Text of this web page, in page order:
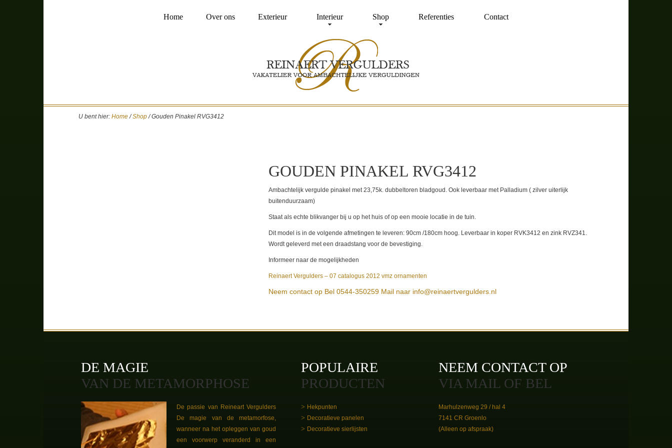
Home Over ons Exterieur Interieur Shop Referenties Contact
U bent hier: Home/Shop/Gouden Pinakel RVG3412
GOUDEN PINAKEL RVG3412
Ambachtelijk vergulde pinakel met 23,75k. dubbeltoren bladgoud. Ook leverbaar met Palladium ( zilver uiterlijk
buitenduurzaam)
Staat als echte blikvanger bij u op het huis of op een mooie locatie in de tuin.
Dit model is in de volgende afmetingen te leveren: 90cm /180cm hoog. Leverbaar in koper RVK3412 en zink RVZ341.
Wordt geleverd met een draadstang voor de bevestiging.
Informeer naar de mogelijkheden
Reinaert Vergulders – 07 catalogus 2012 vmz ornamenten
Neem contact op Bel 0544-350259 Mail naar info@reinaertvergulders.nl
DE MAGIE
VAN DE METAMORPHOSE
De passie van Reineart Vergulders
De magie van de metamorfose,
wanneer na het opleggen van goud
een voorwerp veranderd in een
POPULAIRE
PRODUCTEN
Hekpunten
Decoratieve panelen
Decoratieve sierlijsten
NEEM CONTACT OP
VIA MAIL OF BEL
Marhulzenweg 29 / hal 4
7141 CR Groenlo
(Alleen op afspraak)